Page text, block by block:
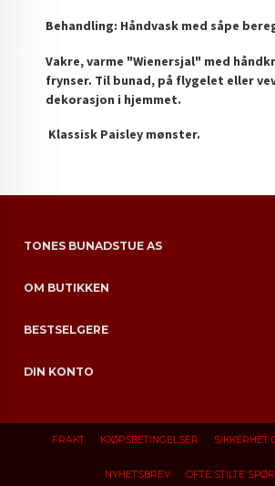
Behandling: Håndvask med såpe
Vakre, varme "Wienersjal" med
frynser. Til bunad, på flygelet eller
dekorasjon i hjemmet.
Klassisk Paisley mønster.
TONES BUNADSTUE AS
OM BUTIKKEN
BESTSELGERE
DIN KONTO
FRAKT KJØPSBETINGELSER SIKKERHET
NYHETSBREV OFTE STILTE